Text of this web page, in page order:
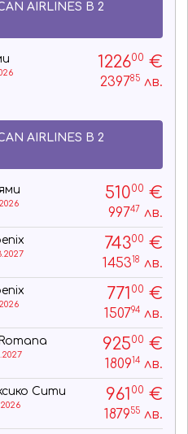
AIRLINES В 2
122600 €
239785лв.
AIRLINES В 2
51000 €
99747 лв.
74300 €
145318 лв.
771 00 €
150794лв.
92500 €
180914лв.
Сити 961 00 €
187955лв.